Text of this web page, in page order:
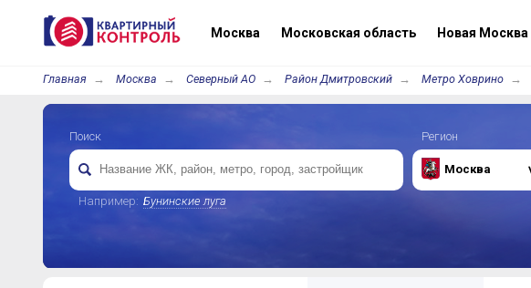
Москва Московская область Новая Москва
Главная Москва Северный АО Район Дмитровский Метро Ховрино
Поиск
Например: Бунинские луга
Регион
Москва